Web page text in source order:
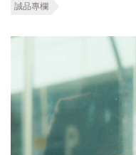
誠品專欄